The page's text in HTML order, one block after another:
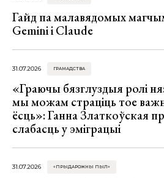
Гайд па малавядомых
Gemini і Claude
31.07.2026 ГРАМАДСТВА
«Граючы бязглуздыя ролі
мы можам страціць тое
ёсць»: Ганна Златкоўская
слабасць у эміграцыі
31.07.2026 «ПРЫДАРОЖНЫ ПЫЛ»